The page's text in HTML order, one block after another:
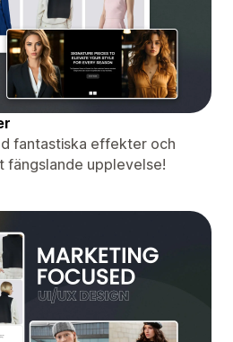
fantastiska effekter och
fängslande upplevelse!